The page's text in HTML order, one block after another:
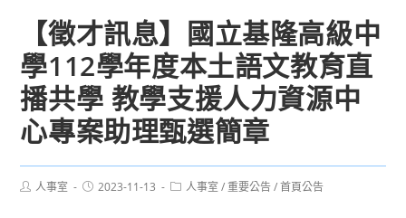
【徵才訊息】國立基隆高級中
學112學年度本土語文教育直
播共學 教學支援人力資源中
心專案助理甄選簡章
Post人事室
Post2023-11-13
Post人事室 / 重要公告 / 首頁公告